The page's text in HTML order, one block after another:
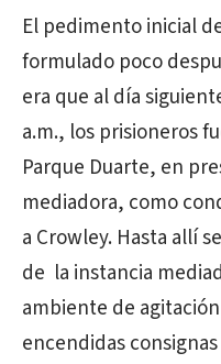
El pedimento inicial
formulado poco
era que al día
a.m., los prisioneros
Parque Duarte, en
mediadora, como
a Crowley. Hasta allí
de la instancia
ambiente de
encendidas